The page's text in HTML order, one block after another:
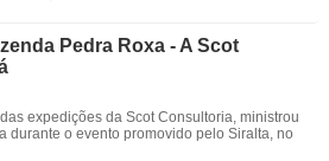
Pedra Roxa - A Scot
expedições da Scot Consultoria, ministrou
durante o evento promovido pelo Siralta, no